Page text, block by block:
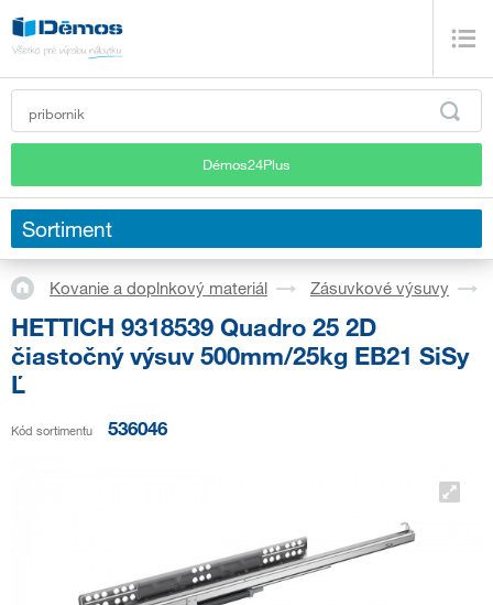
Démos24Plus
Sortiment
Kovanie a doplnkový materiál Zásuvkové výsuvy
HETTICH 9318539 Quadro 25 2D
čiastočný výsuv 500mm/25kg EB21 SiSy
Ľ
Kód sortimentu 536046